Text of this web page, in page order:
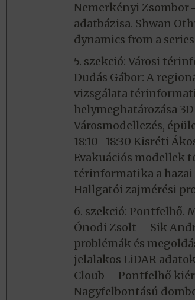
Nemerkényi Zsombor
adatbázisa. Shwan
dynamics from a
5. szekció: Városi
Dudás Gábor: A
vizsgálata
helymeghatározása
Városmodellezés,
18:10–18:30 Kisréti
Evakuációs modellek
térinformatika a hazai
Hallgatói zajmérési
6. szekció: Pontfelhő.
Ónodi Zsolt – Sik
problémák és
jelalakos LiDAR
Cloub – Pontfelhő
Nagyfelbontású